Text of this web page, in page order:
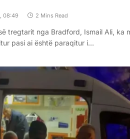
08:49 2 Mins Read
tregtarit nga Bradford, Ismail Ali, ka
pasi ai është paraqitur i…